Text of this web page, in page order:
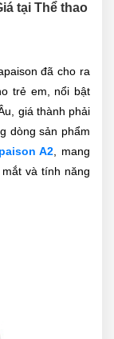
tại Thể thao
đã cho ra
trẻ em, nổi bật
giá thành phải
dòng sản phẩm
A2 , mang
và tính năng